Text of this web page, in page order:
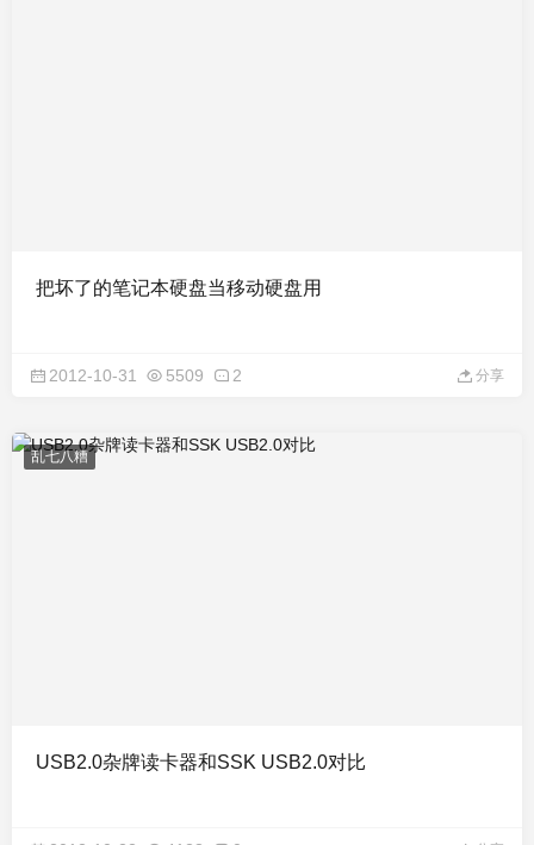
把坏了的笔记本硬盘当移动硬盘用
2012-10-31 5509 2 分享
乱七八糟
USB2.0杂牌读卡器和SSK USB2.0对比